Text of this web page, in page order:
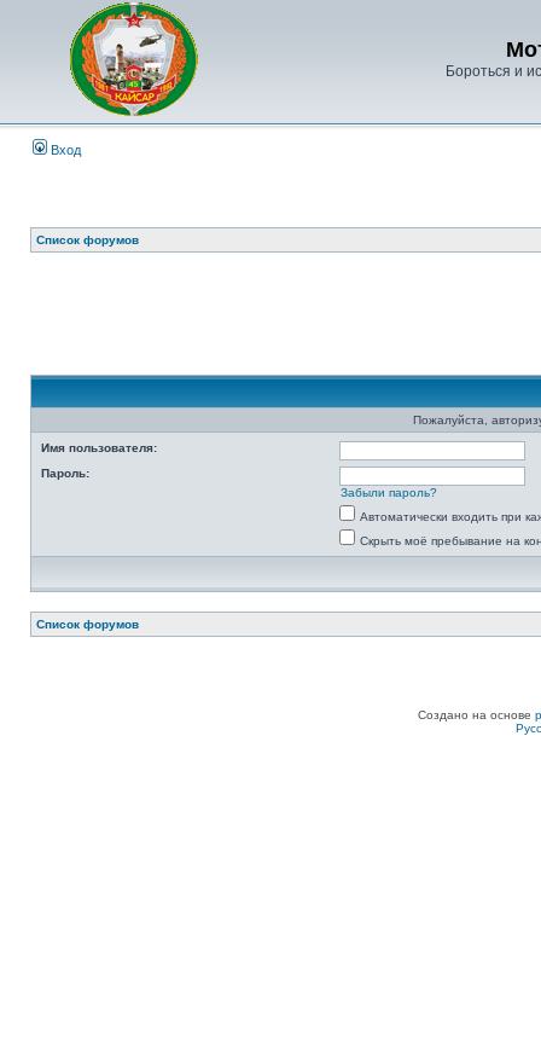
Бороться и
Вход
Список форумов
Пожалуйста,
Имя пользователя:
Пароль:
Забыли пароль?
Автоматически входить при
Скрыть моё пребывание на
Список форумов
Создано на основе